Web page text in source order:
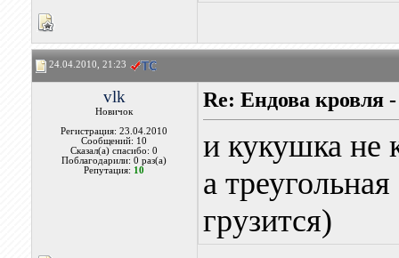
24.04.2010, 21:23
vlk
Новичок
Регистрация: 23.04.2010
Сообщений: 10
Сказал(а) спасибо: 0
Поблагодарили: 0 раз(а)
Репутация: 10
Re: Ендова кровля
и кукушка не
а
грузится)